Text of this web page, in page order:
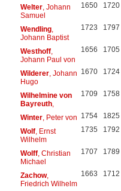
Welter, Johann
Samuel
1650 1720
Wendling,
Johann Baptist
1723 1797
Westhoff,
Johann Paul von
1656 1705
Wilderer, Johann
Hugo
1670 1724
Wilhelmine von
Bayreuth,
1709 1758
Winter, Peter von 1754 1825
Wolf, Ernst
Wilhelm
1735 1792
Wolff, Christian
Michael
1707 1789
Zachow,
Friedrich Wilhelm
1663 1712